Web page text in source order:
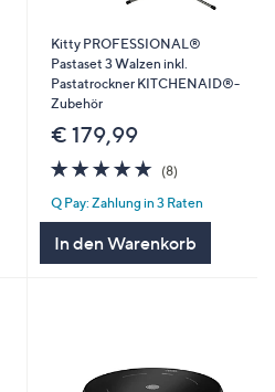
Kitty PROFESSIONAL®
Pastaset 3 Walzen inkl.
Pastatrockner KITCHENAID®-
Zubehör
€ 179,99
5.0
von
5
(8)8
Q Pay: Zahlung in 3 Raten
In den Warenkorb